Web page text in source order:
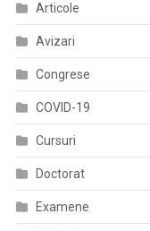
Articole
Avizari
Congrese
COVID-19
Cursuri
Doctorat
Examene